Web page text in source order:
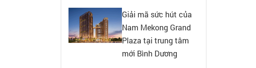
Giải mã sức hút của
Nam Mekong Grand
Plaza tại trung tâm
mới Bình Dương